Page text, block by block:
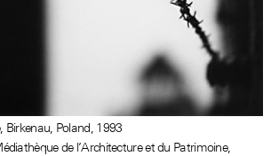
Birkenau, Poland, 1993
de l’Architecture et du Patrimoine,